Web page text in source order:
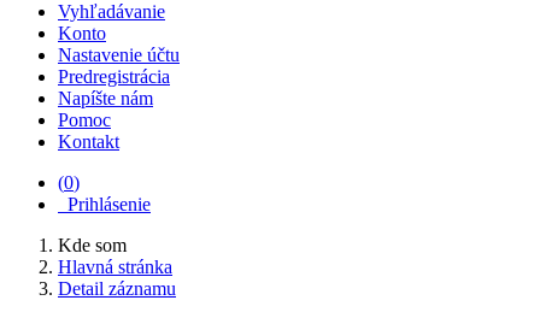
Vyhľadávanie
Konto
Nastavenie účtu
Predregistrácia
Napíšte nám
Pomoc
Kontakt
(0)
Prihlásenie
Kde som
Hlavná stránka
Detail záznamu